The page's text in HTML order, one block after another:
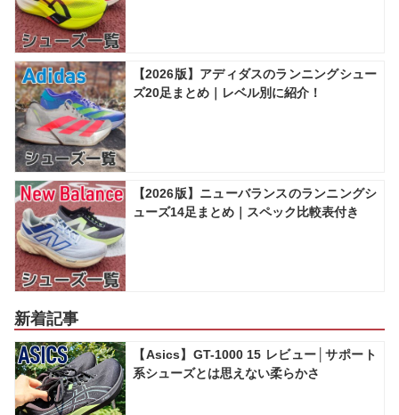
【2026版】アディダスのランニングシュー
ズ20足まとめ｜レベル別に紹介！
【2026版】ニューバランスのランニングシ
ューズ14足まとめ｜スペック比較表付き
新着記事
【Asics】GT-1000 15 レビュー│サポート
系シューズとは思えない柔らかさ